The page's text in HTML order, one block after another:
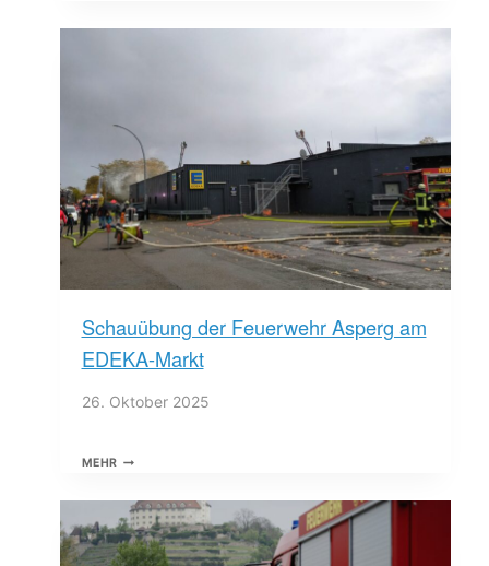
Schauübung der Feuerwehr Asperg am
EDEKA-Markt
26. Oktober 2025
MEHRSCHAUÜBUNG
ASPERG
AM
EDEKA-
MARKT